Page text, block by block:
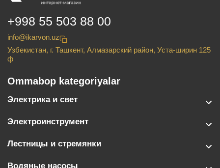
+998 55 503 88 00
info@ikarvon.uz
Узбекистан, г. Ташкент, Алмазарский район, Уста-ширин 125
ф
Ommabop kategoriyalar
Электрика и свет
Электроинструмент
Лестницы и стремянки
Водяные насосы